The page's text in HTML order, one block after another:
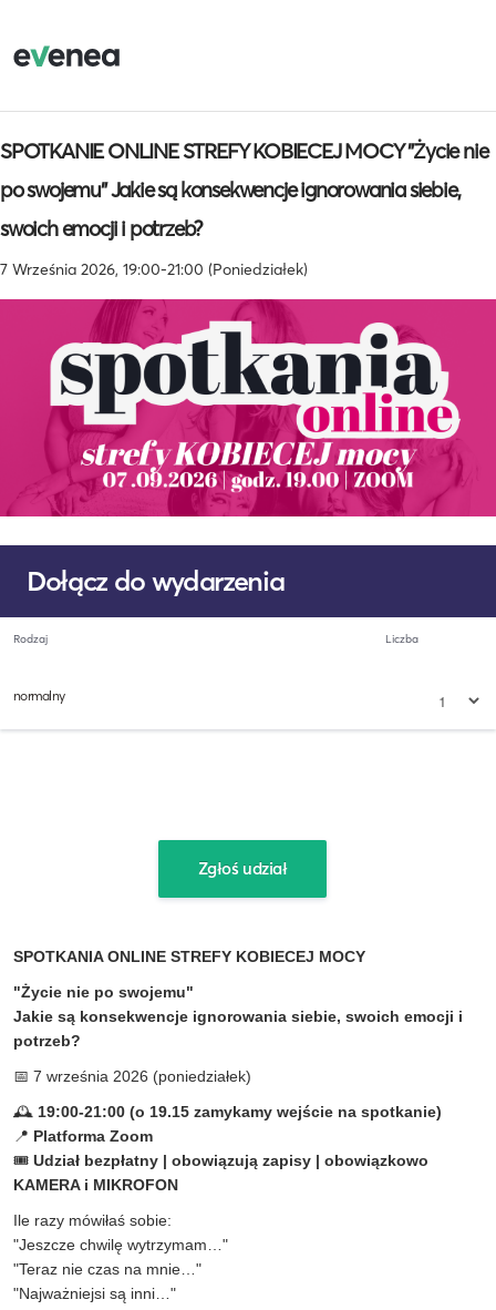
SPOTKANIE ONLINE STREFY KOBIECEJ MOCY "Życie nie
po swojemu" Jakie są konsekwencje ignorowania siebie,
swoich emocji i potrzeb?
7 Września 2026, 19:00-21:00 (Poniedziałek)
Dołącz do wydarzenia
Rodzaj Liczba
normalny
SPOTKANIA ONLINE STREFY KOBIECEJ MOCY
"Życie nie po swojemu"
Jakie są konsekwencje ignorowania siebie, swoich emocji i
potrzeb?
📅 7 września 2026 (poniedziałek)
🕰 19:00-21:00 (o 19.15 zamykamy wejście na spotkanie)
📍 Platforma Zoom
🎟 Udział bezpłatny | obowiązują zapisy | obowiązkowo
KAMERA i MIKROFON
Ile razy mówiłaś sobie:
"Jeszcze chwilę wytrzymam…"
"Teraz nie czas na mnie…"
"Najważniejsi są inni…"